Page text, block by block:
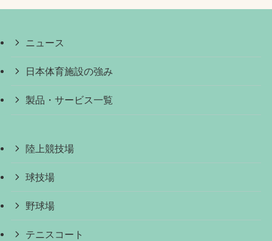
ニュース
日本体育施設の強み
製品・サービス一覧
陸上競技場
球技場
野球場
テニスコート